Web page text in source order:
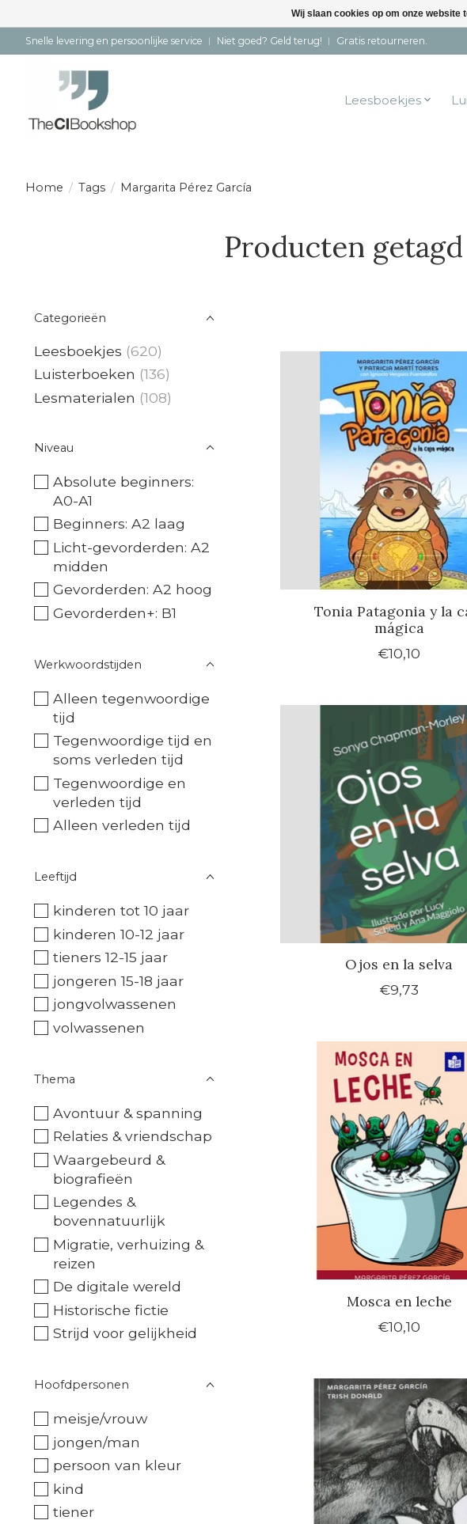
Snelle levering en persoonlijke service ︱ Niet goed? Geld terug! ︱ Gratis retourneren.
Leesboekjes
Home / Tags / Margarita Pérez García
Producten
Categorieën
Leesboekjes (620)
Luisterboeken (136)
Lesmaterialen (108)
Niveau
Absolute beginners:
A0-A1
Beginners: A2 laag
Licht-gevorderden: A2
midden
Gevorderden: A2 hoog
Gevorderden+: B1
Werkwoordstijden
Alleen tegenwoordige
tijd
Tegenwoordige tijd en
soms verleden tijd
Tegenwoordige en
verleden tijd
Alleen verleden tijd
Leeftijd
kinderen tot 10 jaar
kinderen 10-12 jaar
tieners 12-15 jaar
jongeren 15-18 jaar
jongvolwassenen
volwassenen
Thema
Avontuur & spanning
Relaties & vriendschap
Waargebeurd &
biografieën
Legendes &
bovennatuurlijk
Migratie, verhuizing &
reizen
De digitale wereld
Historische fictie
Strijd voor gelijkheid
Hoofdpersonen
meisje/vrouw
jongen/man
persoon van kleur
kind
tiener
Tonia Patagonia y la
mágica
€10,10
Ojos en la selva
€9,73
Mosca en leche
€10,10
Wij slaan cookies op om onze website